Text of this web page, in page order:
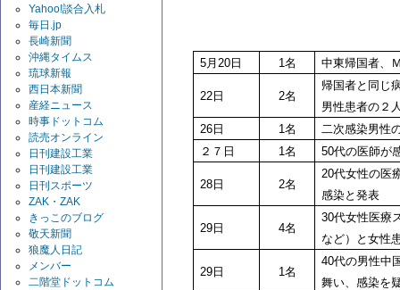
Yahoo!談合入札
毎日.jp
長崎新聞
沖縄タイムス
琉球新報
西日本新聞
産経ニュース
時事ドットコム
読売オンライン
日刊建設工業
日刊建設工業
日刊スポーツ
ZAK・ZAK
きっこのブログ
敬天新聞
狼魔人日記
メンバー
二階堂ドットコム
5月20日 1名 中東帰国者、
22日 2名
帰国者と同じ
男性患者の２
26日 1名
二次感染男性
２７日
1名 50代の医師が
28日 2名
20代女性の医
感染と発表
29日 4名
30代女性医療
など）と女性
29日 1名
40代の男性中
舞い、感染を